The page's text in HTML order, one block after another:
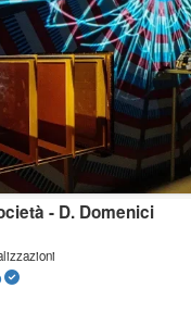
- D. Domenici